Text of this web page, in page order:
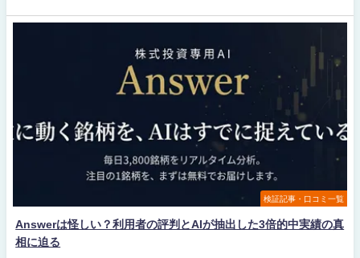
検証記事・口コミ一覧
Answerは怪しい？利用者の評判とAIが抽出した3倍的中実績の真
相に迫る